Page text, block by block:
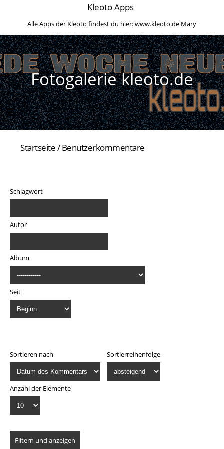
Kleoto Apps
Alle Apps der Kleoto findest du hier:www.kleoto.de Mary
Fotogalerie kleoto.de
Startseite/ Benutzerkommentare
Schlagwort
Autor
Album
Seit
Sortieren nach
Sortierreihenfolge
Anzahl der Elemente